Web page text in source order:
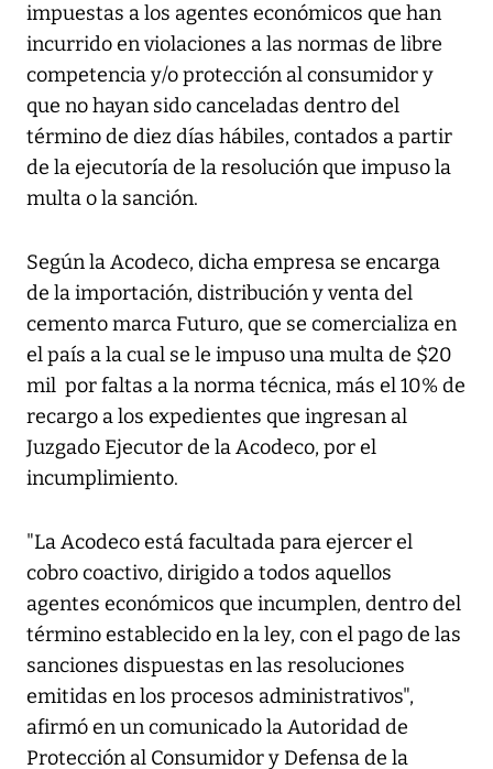
impuestas a los agentes económicos que han
incurrido en violaciones a las normas de libre
competencia y/o protección al consumidor y
que no hayan sido canceladas dentro del
término de diez días hábiles, contados a partir
de la ejecutoría de la resolución que impuso la
multa o la sanción.
Según la Acodeco, dicha empresa se encarga
de la importación, distribución y venta del
cemento marca Futuro, que se comercializa en
el país a la cual se le impuso una multa de $20
mil por faltas a la norma técnica, más el 10% de
recargo a los expedientes que ingresan al
Juzgado Ejecutor de la Acodeco, por el
incumplimiento.
"La Acodeco está facultada para ejercer el
cobro coactivo, dirigido a todos aquellos
agentes económicos que incumplen, dentro del
término establecido en la ley, con el pago de las
sanciones dispuestas en las resoluciones
emitidas en los procesos administrativos",
afirmó en un comunicado la Autoridad de
Protección al Consumidor y Defensa de la